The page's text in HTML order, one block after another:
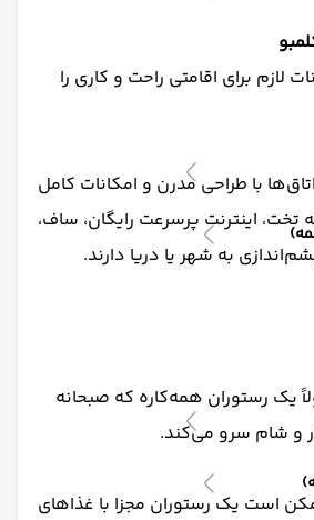
لازم برای اقامتی راحت و کاری را
با طراحی مدرن و امکانات کامل
تخت، اینترنت پرسرعت رایگان، ساف،
به شهر یا دریا دارند.
یک رستوران همه‌کاره که صبحانه
و شام سرو می‌کند.
است یک رستوران مجزا با غذاهای